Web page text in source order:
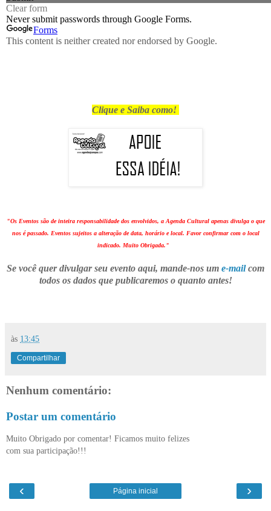
Clique e Saiba como!
"Os Eventos são de inteira responsabilidade dos envolvidos, a Agenda Cultural apenas divulga o que
nos é passado. Eventos sujeitos a alteração de data, horário e local. Favor confirmar com o local
indicado. Muito Obrigada."
Se você quer divulgar seu evento aqui, mande-nos um e-mailcom
todos os dados que publicaremos o quanto antes!
às 13:45
Compartilhar
Nenhum comentário:
Postar um comentário
Muito Obrigado por comentar! Ficamos muito felizes
com sua participação!!!
‹ ›
Página inicial